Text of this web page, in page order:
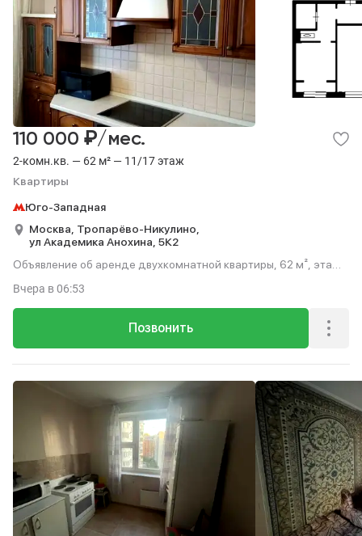
2-комн.кв. — 62 м² — 11/17 этаж
Квартиры
110 000 ₽/мес.
Юго-Западная
Москва, Тропарёво-Никулино,
ул Академика Анохина, 5К2
Объявление об аренде двухкомнатной квартиры, 62 м², этаж
Позвонить
Вчера в 06:53